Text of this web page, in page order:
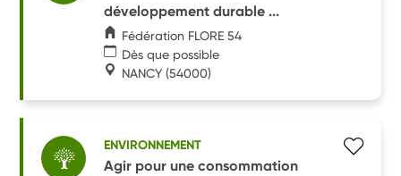
développement durable ...
Fédération FLORE 54
Dès que possible
NANCY (54000)
ENVIRONNEMENT
Agir pour une consommation